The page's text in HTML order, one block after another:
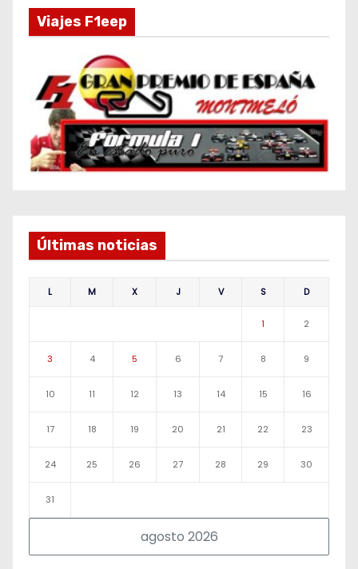
Viajes F1eep
Últimas noticias
agosto 2026
L M X J V S D
1 2
3 4 5 6 7 8 9
10 11 12 13 14 15 16
17 18 19 20 21 22 23
24 25 26 27 28 29 30
31